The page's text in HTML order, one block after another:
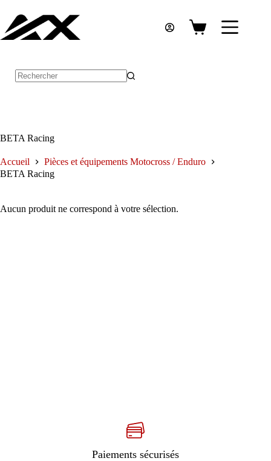
contenu
Panier
BETA Racing
Accueil
Pièces et équipements Motocross / Enduro
BETA Racing
Aucun produit ne correspond à votre sélection.
Paiements sécurisés